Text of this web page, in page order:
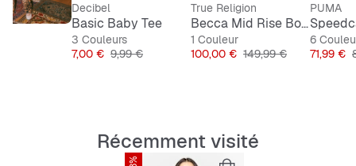
Decibel
Basic Baby Tee
3 Couleurs
Prix
7,00 € Prix original
9,99 €
True Religion
Becca Mid Rise Bootcut Flap
1 Couleur
Prix
100,00 € Prix original
149,99 €
PUMA
6
Prix
71,99 €
Récemment visité